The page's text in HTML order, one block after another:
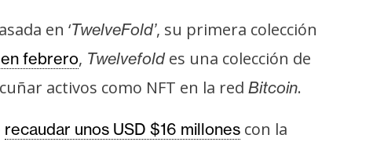
en ‘TwelveFold’, su primera colección
febrero, Twelvefoldes una colección de
activos como NFT en la red Bitcoin.
recaudar unos USD $16 millones con la